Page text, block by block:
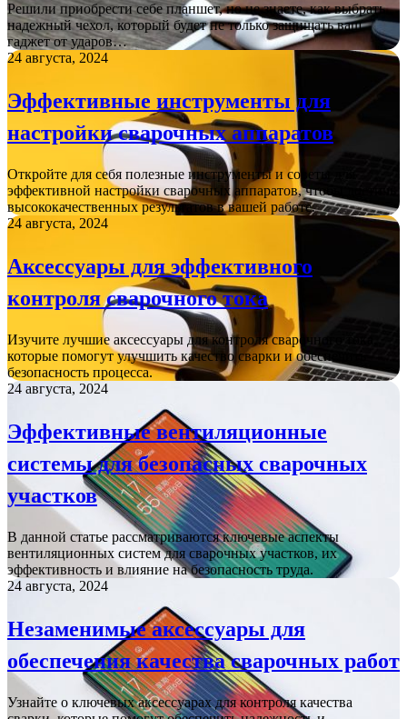
Решили приобрести себе планшет, но не знаете, как выбрать
надежный чехол, который будет не только защищать ваш
гаджет от ударов…
24 августа, 2024
Эффективные инструменты для
настройки сварочных аппаратов
Откройте для себя полезные инструменты и советы для
эффективной настройки сварочных аппаратов, чтобы достичь
высококачественных результатов в вашей работе.
24 августа, 2024
Аксессуары для эффективного
контроля сварочного тока
Изучите лучшие аксессуары для контроля сварочного тока,
которые помогут улучшить качество сварки и обеспечить
безопасность процесса.
24 августа, 2024
Эффективные вентиляционные
системы для безопасных сварочных
участков
В данной статье рассматриваются ключевые аспекты
вентиляционных систем для сварочных участков, их
эффективность и влияние на безопасность труда.
24 августа, 2024
Незаменимые аксессуары для
обеспечения качества сварочных работ
Узнайте о ключевых аксессуарах для контроля качества